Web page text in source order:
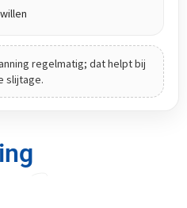
regelmatig; dat helpt bij
slijtage.